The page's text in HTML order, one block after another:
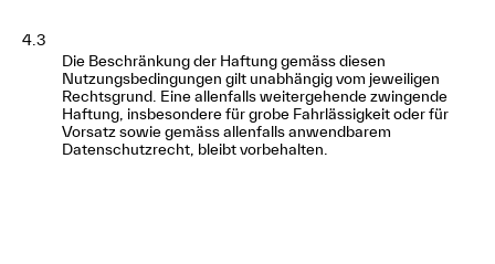
4.3
Die Beschränkung der Haftung gemäss diesen
Nutzungsbedingungen gilt unabhängig vom jeweiligen
Rechtsgrund. Eine allenfalls weitergehende zwingende
Haftung, insbesondere für grobe Fahrlässigkeit oder für
Vorsatz sowie gemäss allenfalls anwendbarem
Datenschutzrecht, bleibt vorbehalten.